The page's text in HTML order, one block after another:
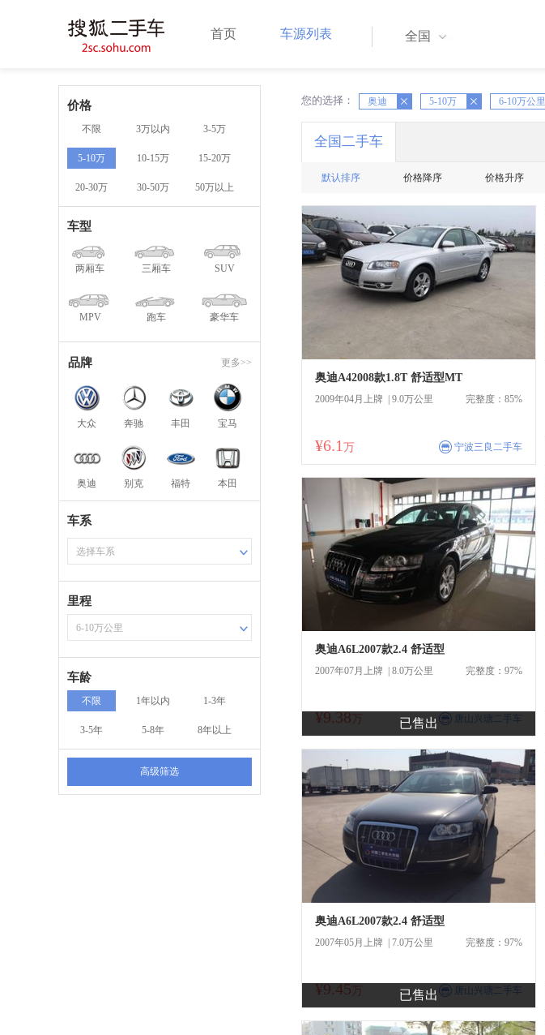
首页 车源列表 全国
价格
不限 3万以内 3-5万
5-10万 10-15万 15-20万
20-30万 30-50万 50万以上
车型
两厢车 三厢车 SUV
MPV 跑车 豪华车
品牌 更多>>
大众 奔驰 丰田 宝马
奥迪 别克 福特 本田
车系
选择车系
里程
6-10万公里
车龄
不限 1年以内 1-3年
3-5年 5-8年 8年以上
高级筛选
您的选择： 奥迪
X 5-10万
X 6-10万公里
X
全国二手车
默认排序 价格降序 价格升序
奥迪A42008款1.8T 舒适型MT
完整度：85%
2009年04月上牌 | 9.0万公里
¥6.1 万 宁波三良二手车
已售出
奥迪A6L2007款2.4 舒适型
完整度：97%
2007年07月上牌 | 8.0万公里
¥9.38 万 商 唐山兴瑭二手车
已售出
奥迪A6L2007款2.4 舒适型
完整度：97%
2007年05月上牌 | 7.0万公里
¥9.45 万 商 唐山兴瑭二手车